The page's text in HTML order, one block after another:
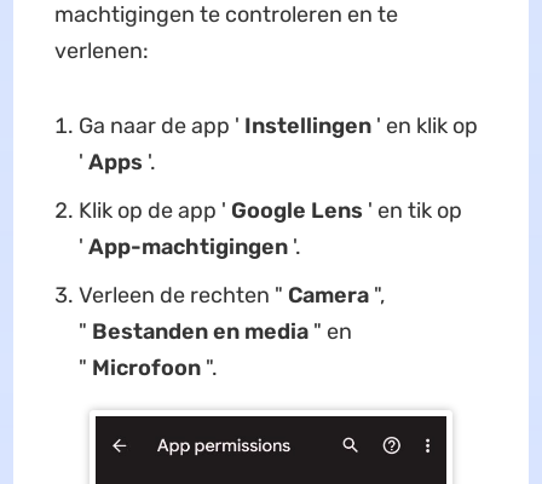
machtigingen te controleren en te
verlenen:
Ga naar de app ' Instellingen' en klik op
' Apps '.
Klik op de app ' Google Lens ' en tik op
' App-machtigingen'.
Verleen de rechten " Camera",
" Bestanden en media" en
" Microfoon".